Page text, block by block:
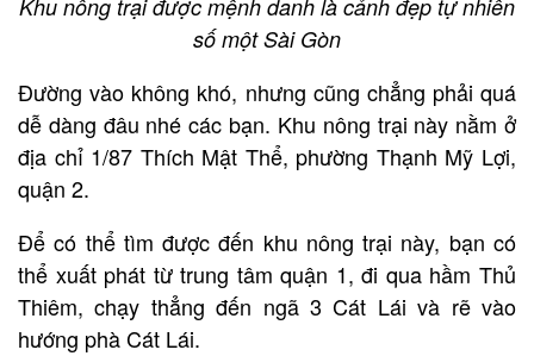
Khu nông trại được mệnh danh là cảnh đẹp tự nhiên
số một Sài Gòn
Đường vào không khó, nhưng cũng chẳng phải quá
dễ dàng đâu nhé các bạn. Khu nông trại này nằm ở
địa chỉ 1/87 Thích Mật Thể, phường Thạnh Mỹ Lợi,
quận 2.
Để có thể tìm được đến khu nông trại này, bạn có
thể xuất phát từ trung tâm quận 1, đi qua hầm Thủ
Thiêm, chạy thẳng đến ngã 3 Cát Lái và rẽ vào
hướng phà Cát Lái.